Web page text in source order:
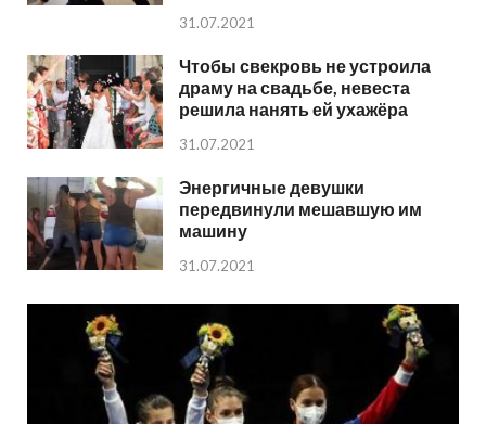
31.07.2021
Чтобы свекровь не устроила
драму на свадьбе, невеста
решила нанять ей ухажёра
31.07.2021
Энергичные девушки
передвинули мешавшую им
машину
31.07.2021